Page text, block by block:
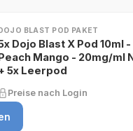
BLAST POD PAKET
Dojo Blast X Pod 10ml
Mango - 20mg/ml
5x Leerpod
Preise nach Login